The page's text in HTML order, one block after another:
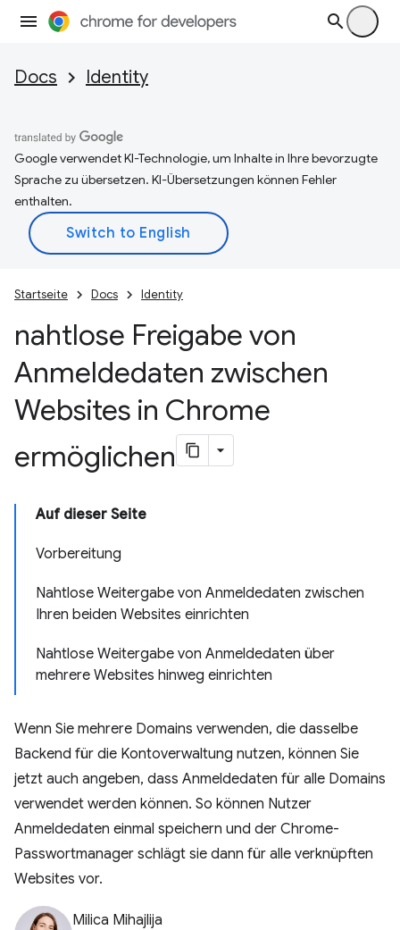
Docs Identity
Google verwendet KI-Technologie, um Inhalte in Ihre bevorzugte
Sprache zu übersetzen. KI-Übersetzungen können Fehler
enthalten.
Startseite Docs Identity
nahtlose Freigabe von
Anmeldedaten zwischen
Websites in Chrome
ermöglichen
Auf dieser Seite
Vorbereitung
Nahtlose Weitergabe von Anmeldedaten zwischen
Ihren beiden Websites einrichten
Nahtlose Weitergabe von Anmeldedaten über
mehrere Websites hinweg einrichten
Wenn Sie mehrere Domains verwenden, die dasselbe
Backend für die Kontoverwaltung nutzen, können Sie
jetzt auch angeben, dass Anmeldedaten für alle Domains
verwendet werden können. So können Nutzer
Anmeldedaten einmal speichern und der Chrome-
Passwortmanager schlägt sie dann für alle verknüpften
Websites vor.
Milica Mihajlija